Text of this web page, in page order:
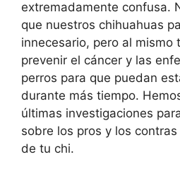
extremadamente confusa.
que nuestros chihuahuas
innecesario, pero al mismo
prevenir el cáncer y las
perros para que puedan
durante más tiempo.
últimas investigaciones
sobre los pros y los
de tu chi.